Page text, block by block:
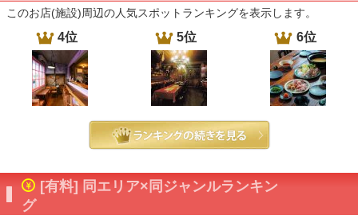
このお店(施設)周辺の人気スポットランキングを表示します。
4位 5位 6位
[有料] 同エリア×同ジャンルランキン
グ